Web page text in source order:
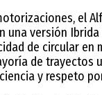
el
una versión Ibrida
de circular en
de trayectos
y respeto